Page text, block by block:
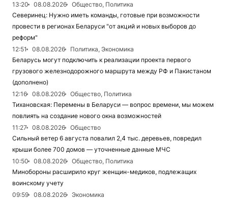
13:20
08.08.2026
Общество, Политика
Северинец: Нужно иметь команды, готовые при возможности
провести в регионах Беларуси "от акций и новых выборов до
реформ"
12:51
08.08.2026
Политика, Экономика
Беларусь могут подключить к реализации проекта первого
грузового железнодорожного маршрута между РФ и Пакистаном
(дополнено)
12:16
08.08.2026
Общество, Политика
Тихановская: Перемены в Беларуси — вопрос времени, мы можем
повлиять на создание нового окна возможностей
11:27
08.08.2026
Общество
Сильный ветер 6 августа повалил 2,4 тыс. деревьев, повредил
крыши более 700 домов — уточненные данные МЧС
10:50
08.08.2026
Общество, Политика
Минобороны расширило круг женщин-медиков, подлежащих
воинскому учету
09:59
08.08.2026
Экономика